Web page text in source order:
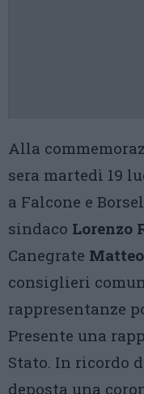
Alla
sera martedì 19
a Falcone e
sindaco Lorenzo
Canegrate
consiglieri
rappresentanze
Presente una
Stato. In ricordo
deposta una